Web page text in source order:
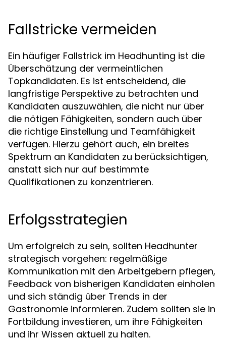
Fallstricke vermeiden
Ein häufiger Fallstrick im Headhunting ist die
Überschätzung der vermeintlichen
Topkandidaten. Es ist entscheidend, die
langfristige Perspektive zu betrachten und
Kandidaten auszuwählen, die nicht nur über
die nötigen Fähigkeiten, sondern auch über
die richtige Einstellung und Teamfähigkeit
verfügen. Hierzu gehört auch, ein breites
Spektrum an Kandidaten zu berücksichtigen,
anstatt sich nur auf bestimmte
Qualifikationen zu konzentrieren.
Erfolgsstrategien
Um erfolgreich zu sein, sollten Headhunter
strategisch vorgehen: regelmäßige
Kommunikation mit den Arbeitgebern pflegen,
Feedback von bisherigen Kandidaten einholen
und sich ständig über Trends in der
Gastronomie informieren. Zudem sollten sie in
Fortbildung investieren, um ihre Fähigkeiten
und ihr Wissen aktuell zu halten.